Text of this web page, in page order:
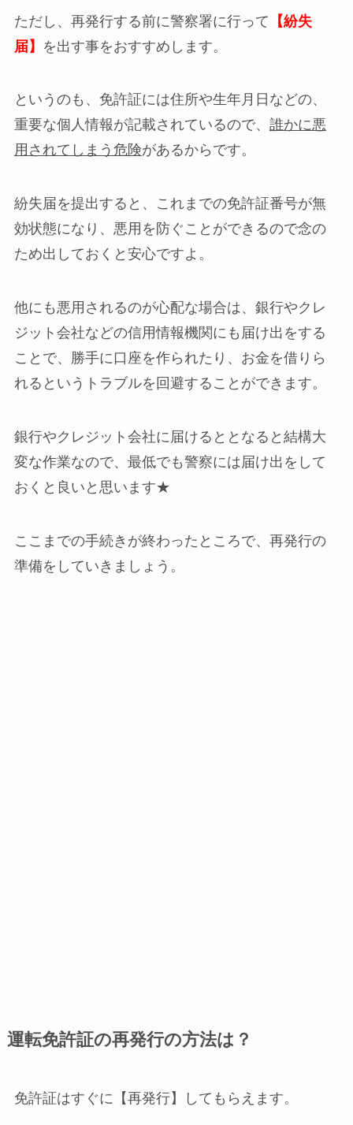
ただし、再発行する前に警察署に行って 【紛失
届】
を出す事をおすすめします。
というのも、免許証には住所や生年月日などの、
重要な個人情報が記載されているので、 誰かに悪
用されてしまう危険があるからです。
紛失届を提出すると、これまでの免許証番号が無
効状態になり、悪用を防ぐことができるので念の
ため出しておくと安心ですよ。
他にも悪用されるのが心配な場合は、銀行やクレ
ジット会社などの信用情報機関にも届け出をする
ことで、勝手に口座を作られたり、お金を借りら
れるというトラブルを回避することができます。
銀行やクレジット会社に届けるととなると結構大
変な作業なので、最低でも警察には届け出をして
おくと良いと思います★
ここまでの手続きが終わったところで、再発行の
準備をしていきましょう。
運転免許証の再発行の方法は？
免許証はすぐに【再発行】してもらえます。